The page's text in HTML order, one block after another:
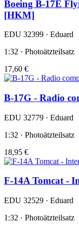
Boeing B-17E
[HKM]
EDU 32399 · Eduard
1:32 · Photoätzteilsatz
17,60 €
B-17G - Radio
EDU 32779 · Eduard
1:32 · Photoätzteilsatz
18,95 €
F-14A Tomcat -
EDU 32529 · Eduard
1:32 · Photoätzteilsatz